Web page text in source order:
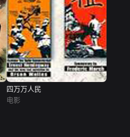
四万万人民
电影